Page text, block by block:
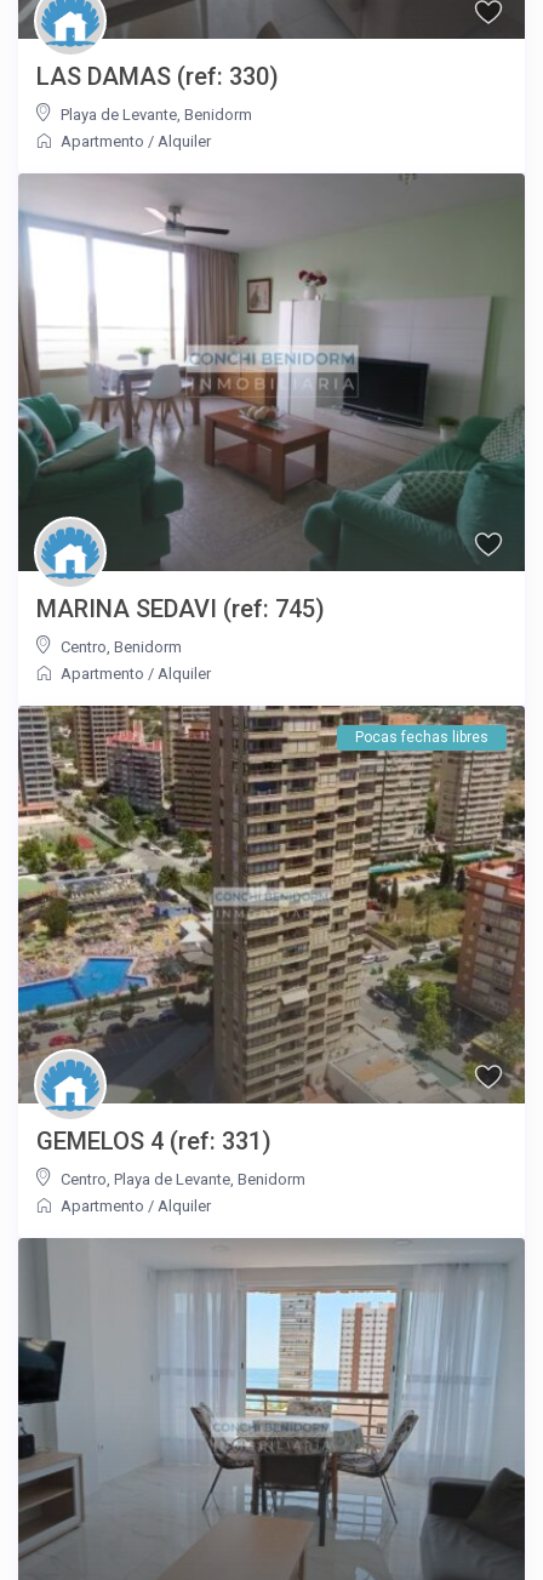
LAS DAMAS (ref: 330)
Playa de Levante ,Benidorm
Apartmento / Alquiler
MARINA SEDAVI (ref: 745)
Centro ,Benidorm
Apartmento / Alquiler
Pocas fechas libres
GEMELOS 4 (ref: 331)
Centro ,Playa de Levante ,Benidorm
Apartmento / Alquiler